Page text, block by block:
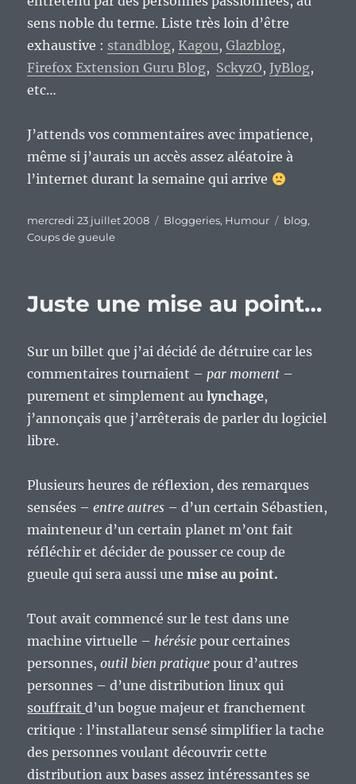
sens noble du terme. Liste très loin d’être
exhaustive : standblog, Kagou,Glazblog,
Firefox Extension Guru Blog, SckyzO, JyBlog,
etc…
J’attends vos commentaires avec impatience,
même si j’aurais un accès assez aléatoire à
l’internet durant la semaine qui arrive
Publié
le
mercredi 23 juillet 2008 Catégories
Bloggeries, Humour Étiquettes
blog,
Coups de gueule
Juste une mise au point…
Sur un billet que j’ai décidé de détruire car les
commentaires tournaient –par moment –
purement et simplement aulynchage,
j’annonçais que j’arrêterais de parler du logiciel
libre.
Plusieurs heures de réflexion, des remarques
sensées –entre autres – d’un certain Sébastien,
mainteneur d’un certain planet m’ont fait
réfléchir et décider de pousser ce coup de
gueule qui sera aussi unemise au point.
Tout avait commencé sur le test dans une
machine virtuelle – hérésie pour certaines
personnes,outil bien pratique pour d’autres
personnes – d’une distribution linux qui
souffraitd’un bogue majeur et franchement
critique : l’installateur sensé simplifier la tache
des personnes voulant découvrir cette
distribution aux bases assez intéressantes se